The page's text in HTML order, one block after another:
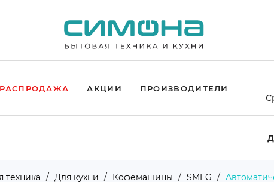
РАСПРОДАЖА АКЦИИ ПРОИЗВОДИТЕЛИ
техника Для кухни Кофемашины SMEG